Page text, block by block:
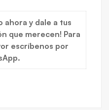
ahora y dale a tus
que merecen! Para
escríbenos por